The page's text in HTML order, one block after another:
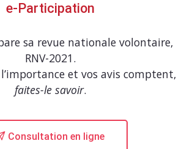
e-Participation
sa revue nationale volontaire,
RNV-2021.
et vos avis comptent,
faites-le savoir.
Consultation en ligne